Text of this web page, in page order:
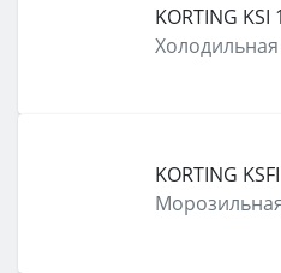
KORTING KSI
KORTING